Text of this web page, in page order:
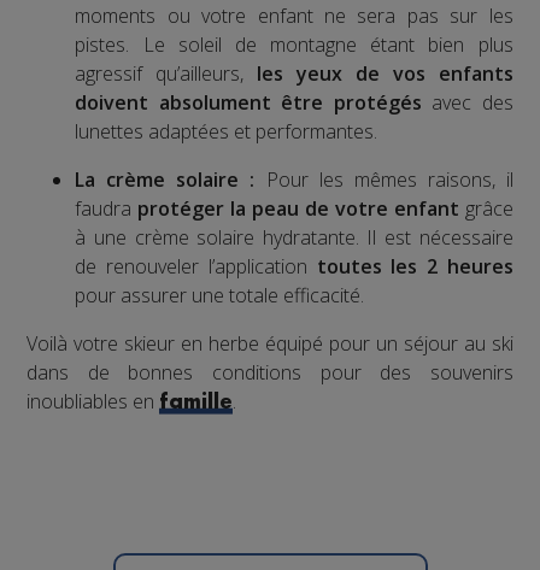
moments ou votre enfant ne sera pas sur les
pistes. Le soleil de montagne étant bien plus
agressif qu’ailleurs, les yeux de vos enfants
doivent absolument être protégés avec des
lunettes adaptées et performantes.
La crème solaire : Pour les mêmes raisons, il
faudra protéger la peau de votre enfant grâce
à une crème solaire hydratante. Il est nécessaire
de renouveler l’application toutes les 2 heures
pour assurer une totale efficacité.
Voilà votre skieur en herbe équipé pour un séjour au ski
dans de bonnes conditions pour des souvenirs
inoubliables enfamille.